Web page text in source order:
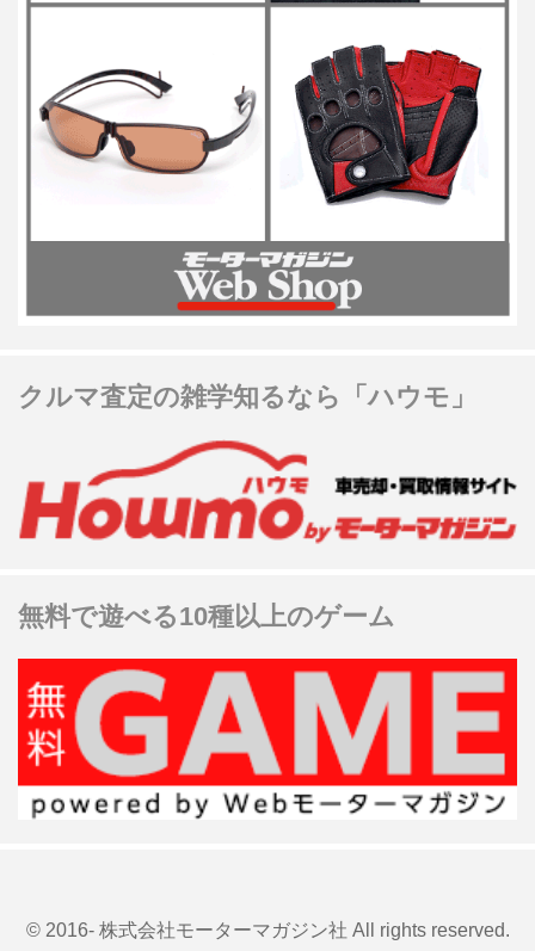
クルマ査定の雑学知るなら「ハウモ」
無料で遊べる10種以上のゲーム
© 2016- 株式会社モーターマガジン社 All rights reserved.